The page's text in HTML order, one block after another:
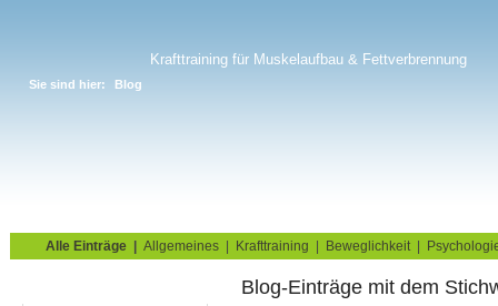
Krafttraining für Muskelaufbau & Fettverbrennung
Sie sind hier: Blog
Alle Einträge Allgemeines Krafttraining Beweglichkeit|
Blog-Einträge mit dem